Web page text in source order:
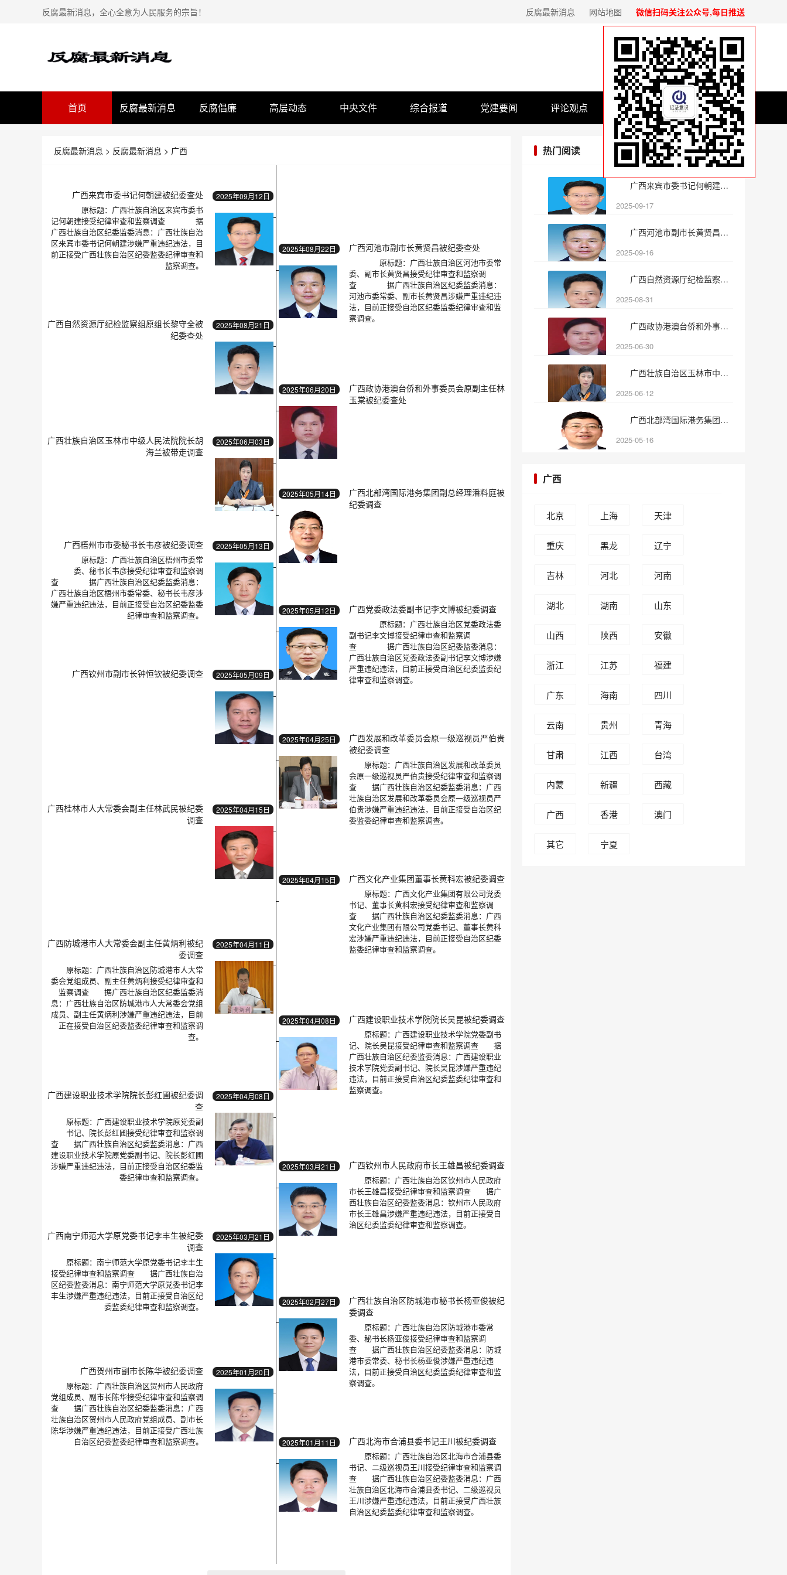
反腐最新消息，全心全意为人民服务的宗旨！ 反腐最新消息 网站地图 微信扫码关注公众号,每日推送
首页 反腐最新消息 反腐倡廉 高层动态 中央文件 综合报道 党建要闻 评论观点 基层党建
反腐最新消息 > 反腐最新消息 > 广西
2025年09月12日
广西来宾市委书记何朝建被纪委查处
原标题：广西壮族自治区来宾市委书
记何朝建接受纪律审查和监察调查 据
广西壮族自治区纪委监委消息：广西壮族自治
区来宾市委书记何朝建涉嫌严重违纪违法，目
前正接受广西壮族自治区纪委监委纪律审查和
监察调查。
2025年08月22日 广西河池市副市长黄贤昌被纪委查处
原标题：广西壮族自治区河池市委常
委、副市长黄贤昌接受纪律审查和监察调
查 据广西壮族自治区纪委监委消息：
河池市委常委、副市长黄贤昌涉嫌严重违纪违
法，目前正接受自治区纪委监委纪律审查和监
察调查。
2025年08月21日
广西自然资源厅纪检监察组原组长黎守全被
纪委查处
2025年06月20日
广西政协港澳台侨和外事委员会原副主任林
玉棠被纪委查处
2025年06月03日
广西壮族自治区玉林市中级人民法院院长胡
海兰被带走调查
2025年05月14日
广西北部湾国际港务集团副总经理潘料庭被
纪委调查
2025年05月13日
广西梧州市市委秘书长韦彦被纪委调查
原标题：广西壮族自治区梧州市委常
委、秘书长韦彦接受纪律审查和监察调
查 据广西壮族自治区纪委监委消息：
广西壮族自治区梧州市委常委、秘书长韦彦涉
嫌严重违纪违法，目前正接受自治区纪委监委
纪律审查和监察调查。
2025年05月12日 广西党委政法委副书记李文博被纪委调查
原标题：广西壮族自治区党委政法委
副书记李文博接受纪律审查和监察调
查 据广西壮族自治区纪委监委消息：
广西壮族自治区党委政法委副书记李文博涉嫌
严重违纪违法，目前正接受自治区纪委监委纪
律审查和监察调查。
2025年05月09日
广西钦州市副市长钟恒钦被纪委调查
2025年04月25日
广西发展和改革委员会原一级巡视员严伯贵
被纪委调查
原标题：广西壮族自治区发展和改革委员
会原一级巡视员严伯贵接受纪律审查和监察调
查 据广西壮族自治区纪委监委消息：广西
壮族自治区发展和改革委员会原一级巡视员严
伯贵涉嫌严重违纪违法，目前正接受自治区纪
委监委纪律审查和监察调查。
2025年04月15日
广西桂林市人大常委会副主任林武民被纪委
调查
2025年04月15日 广西文化产业集团董事长黄科宏被纪委调查
原标题：广西文化产业集团有限公司党委
书记、董事长黄科宏接受纪律审查和监察调
查 据广西壮族自治区纪委监委消息：广西
文化产业集团有限公司党委书记、董事长黄科
宏涉嫌严重违纪违法，目前正接受自治区纪委
监委纪律审查和监察调查。
2025年04月11日
广西防城港市人大常委会副主任黄炳利被纪
委调查
原标题：广西壮族自治区防城港市人大常
委会党组成员、副主任黄炳利接受纪律审查和
监察调查 据广西壮族自治区纪委监委消
息：广西壮族自治区防城港市人大常委会党组
成员、副主任黄炳利涉嫌严重违纪违法，目前
正在接受自治区纪委监委纪律审查和监察调
查。
2025年04月08日 广西建设职业技术学院院长吴昆被纪委调查
原标题：广西建设职业技术学院党委副书
记、院长吴昆接受纪律审查和监察调查 据
广西壮族自治区纪委监委消息：广西建设职业
技术学院党委副书记、院长吴昆涉嫌严重违纪
违法，目前正接受自治区纪委监委纪律审查和
监察调查。
2025年04月08日
广西建设职业技术学院院长彭红圃被纪委调
查
原标题：广西建设职业技术学院原党委副
书记、院长彭红圃接受纪律审查和监察调
查 据广西壮族自治区纪委监委消息：广西
建设职业技术学院原党委副书记、院长彭红圃
涉嫌严重违纪违法，目前正接受自治区纪委监
委纪律审查和监察调查。
2025年03月21日 广西钦州市人民政府市长王雄昌被纪委调查
原标题：广西壮族自治区钦州市人民政府
市长王雄昌接受纪律审查和监察调查 据广
西壮族自治区纪委监委消息：钦州市人民政府
市长王雄昌涉嫌严重违纪违法，目前正接受自
治区纪委监委纪律审查和监察调查。
2025年03月21日
广西南宁师范大学原党委书记李丰生被纪委
调查
原标题：南宁师范大学原党委书记李丰生
接受纪律审查和监察调查 据广西壮族自治
区纪委监委消息：南宁师范大学原党委书记李
丰生涉嫌严重违纪违法，目前正接受自治区纪
委监委纪律审查和监察调查。
2025年02月27日
广西壮族自治区防城港市秘书长杨亚俊被纪
委调查
原标题：广西壮族自治区防城港市委常
委、秘书长杨亚俊接受纪律审查和监察调
查 据广西壮族自治区纪委监委消息：防城
港市委常委、秘书长杨亚俊涉嫌严重违纪违
法，目前正接受自治区纪委监委纪律审查和监
察调查。
2025年01月20日
广西贺州市副市长陈华被纪委调查
原标题：广西壮族自治区贺州市人民政府
党组成员、副市长陈华接受纪律审查和监察调
查 据广西壮族自治区纪委监委消息：广西
壮族自治区贺州市人民政府党组成员、副市长
陈华涉嫌严重违纪违法，目前正接受广西壮族
自治区纪委监委纪律审查和监察调查。
2025年01月11日 广西北海市合浦县委书记王川被纪委调查
原标题：广西壮族自治区北海市合浦县委
书记、二级巡视员王川接受纪律审查和监察调
查 据广西壮族自治区纪委监委消息：广西
壮族自治区北海市合浦县委书记、二级巡视员
王川涉嫌严重违纪违法，目前正接受广西壮族
自治区纪委监委纪律审查和监察调查。
热门阅读
广西来宾市委书记何朝建被纪
2025-09-17
广西河池市副市长黄贤昌被纪
2025-09-16
广西自然资源厅纪检监察组原
2025-08-31
广西政协港澳台侨和外事委员
2025-06-30
广西壮族自治区玉林市中级人
2025-06-12
广西北部湾国际港务集团副总
2025-05-16
广西
北京 上海 天津
重庆
黑龙
辽宁
吉林 河北 河南
湖北 湖南 山东
山西 陕西 安徽
浙江 江苏 福建
广东 海南 四川
云南 贵州 青海
甘肃 江西 台湾
内蒙
新疆 西藏
广西 香港 澳门
其它
宁夏